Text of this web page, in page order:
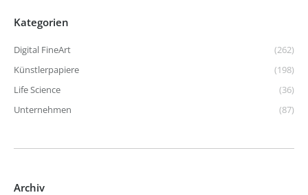
Kategorien
Digital FineArt
(262)
Künstlerpapiere
(198)
Life Science
(36)
Unternehmen
(87)
Archiv